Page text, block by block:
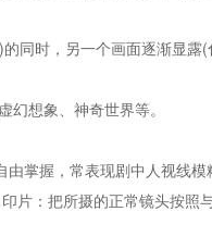
时，另一个画面逐渐显露
想象、神奇世界等。
掌握，常表现剧中人视线模
：把所摄的正常镜头按照与